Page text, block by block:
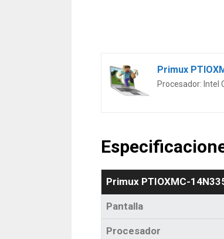
Primux
Procesador: Intel
Primux PTIOXMC-
Pantalla
Procesador